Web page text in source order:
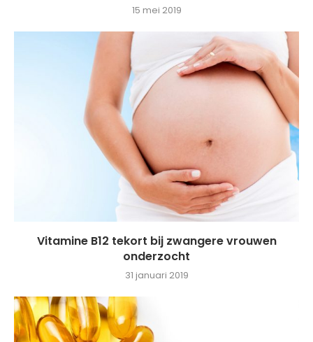
15 mei 2019
Vitamine B12 tekort bij zwangere vrouwen
onderzocht
31 januari 2019